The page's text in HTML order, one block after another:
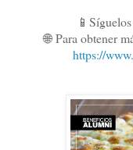
🌐Para obtener
https://